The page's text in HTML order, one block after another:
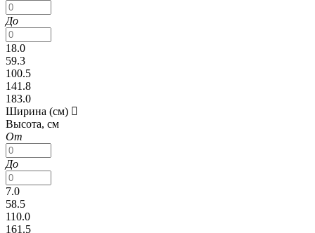
До
18.0
59.3
100.5
141.8
183.0
Ширина (см)
Высота, см
От
До
7.0
58.5
110.0
161.5